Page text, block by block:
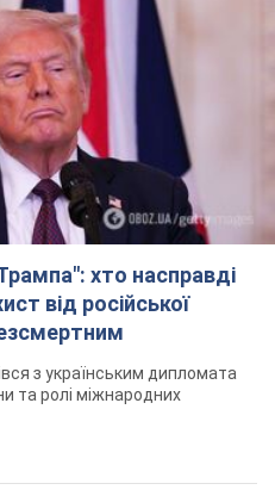
хто насправді
від російської
з українським дипломата
та ролі міжнародних